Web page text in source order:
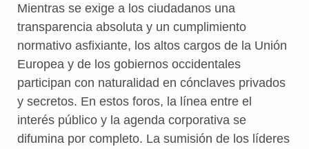
Mientras se exige a los ciudadanos una
transparencia absoluta y un cumplimiento
normativo asfixiante, los altos cargos de la Unión
Europea y de los gobiernos occidentales
participan con naturalidad en cónclaves privados
y secretos. En estos foros, la línea entre el
interés público y la agenda corporativa se
difumina por completo. La sumisión de los líderes